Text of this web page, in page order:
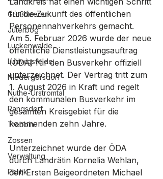
Großbeeren
Jüterbog
Luckenwalde
Ludwigsfelde
Niedergörsdorf
Nuthe-Urstromtal
Rangsdorf
Trebbin
Zossen
Verwaltung
Politik
für die Zukunft des öffentlichen
Personennahverkehrs gemacht.
Am 5. Februar 2026 wurde der neue
öffentliche Dienstleistungsauftrag
(ÖDA) für den Busverkehr offiziell
unterzeichnet. Der Vertrag tritt zum
1. August 2026 in Kraft und regelt
den kommunalen Busverkehr im
gesamten Kreisgebiet für die
kommenden zehn Jahre.
Unterzeichnet wurde der ÖDA
durch Landrätin Kornelia Wehlan,
den Ersten Beigeordneten Michael